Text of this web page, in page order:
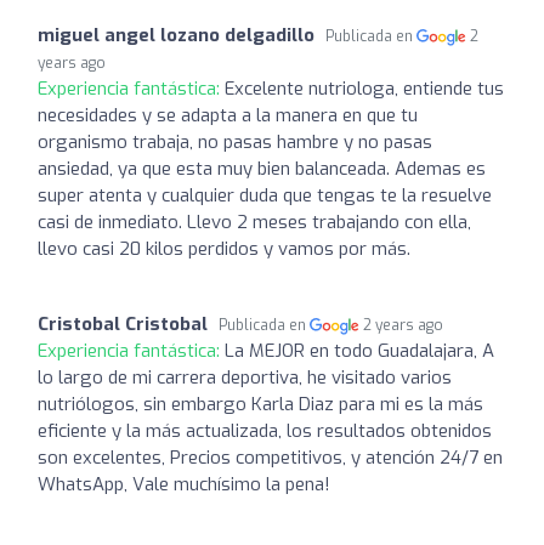
miguel angel lozano delgadillo Publicada en
2
years ago
Experiencia fantástica: Excelente nutriologa, entiende tus
necesidades y se adapta a la manera en que tu
organismo trabaja, no pasas hambre y no pasas
ansiedad, ya que esta muy bien balanceada. Ademas es
super atenta y cualquier duda que tengas te la resuelve
casi de inmediato. Llevo 2 meses trabajando con ella,
llevo casi 20 kilos perdidos y vamos por más.
Cristobal Cristobal Publicada en 2 years ago
Experiencia fantástica: La MEJOR en todo Guadalajara, A
lo largo de mi carrera deportiva, he visitado varios
nutriólogos, sin embargo Karla Diaz para mi es la más
eficiente y la más actualizada, los resultados obtenidos
son excelentes, Precios competitivos, y atención 24/7 en
WhatsApp, Vale muchísimo la pena!